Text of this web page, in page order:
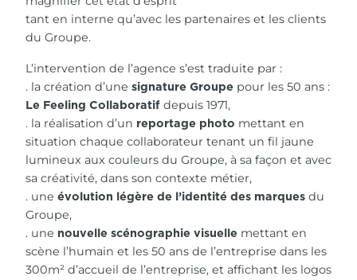
tant en interne qu’avec les partenaires et les clients
du Groupe.
L’intervention de l’agence s’est traduite par :
. la création d’une signature Groupe pour les 50 ans :
Le Feeling Collaboratif depuis 1971,
. la réalisation d’un reportage photo mettant en
situation chaque collaborateur tenant un fil jaune
lumineux aux couleurs du Groupe, à sa façon et avec
sa créativité, dans son contexte métier,
. une évolution légère de l’identité des marques du
Groupe,
. une nouvelle scénographie visuelle mettant en
scène l’humain et les 50 ans de l’entreprise dans les
300m² d’accueil de l’entreprise, et affichant les logos